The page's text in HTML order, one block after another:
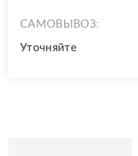
САМОВЫВОЗ:
Уточняйте